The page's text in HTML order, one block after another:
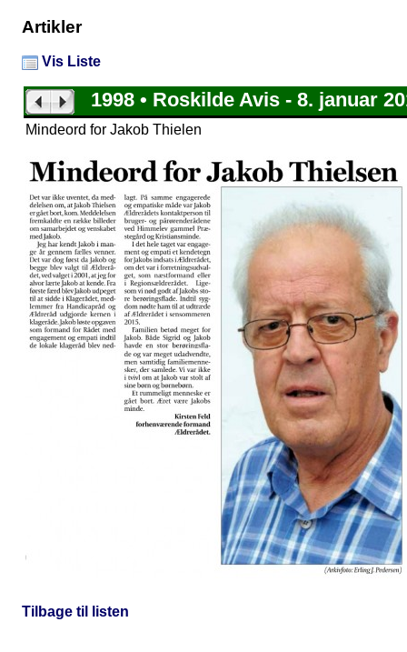
Artikler
Vis Liste
1998 • Roskilde Avis - 8. januar
Mindeord for Jakob Thielen
Tilbage til listen